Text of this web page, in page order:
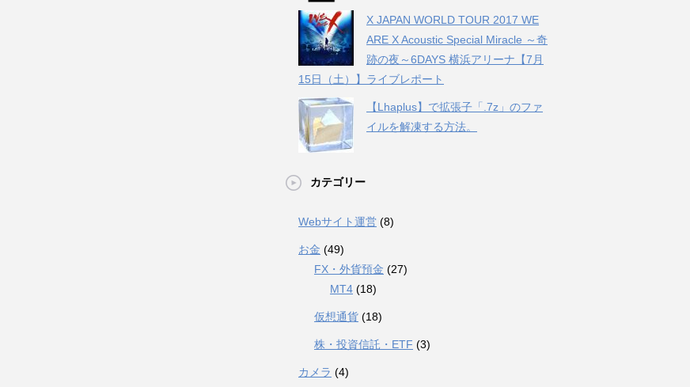
X JAPAN WORLD TOUR 2017 WE
ARE X Acoustic Special Miracle ～奇
跡の夜～6DAYS 横浜アリーナ【7月
15日（土）】ライブレポート
【Lhaplus】で拡張子「.7z」のファ
イルを解凍する方法。
カテゴリー
Webサイト運営 (8)
お金 (49)
FX・外貨預金 (27)
MT4 (18)
仮想通貨 (18)
株・投資信託・ETF (3)
カメラ (4)